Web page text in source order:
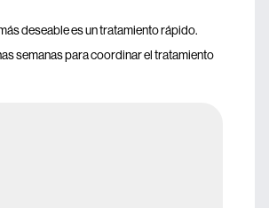
deseable es un tratamiento rápido.
semanas para coordinar el tratamiento